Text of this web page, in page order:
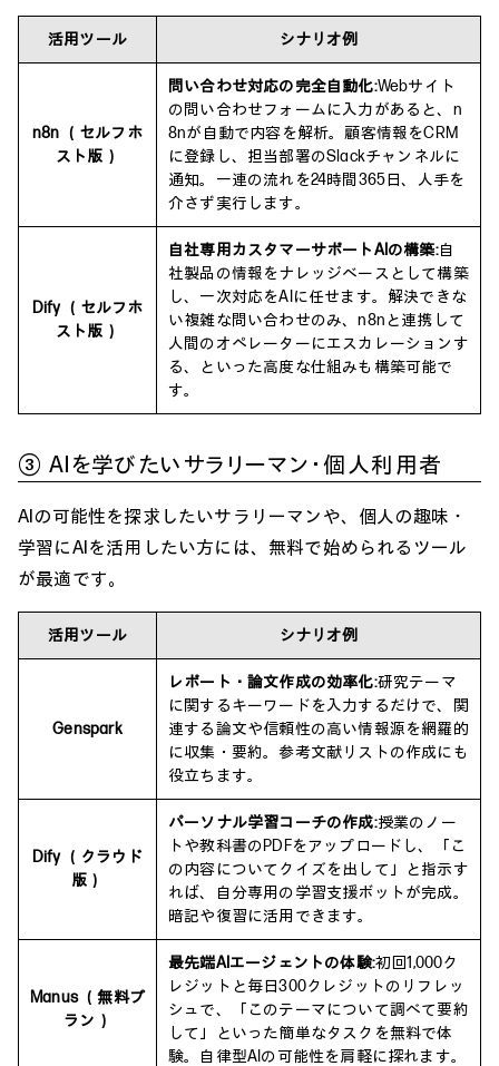
活用ツール シナリオ例
n8n （セルフホ
スト版）
問い合わせ対応の完全自動化:Webサイト
の問い合わせフォームに入力があると、n
8nが自動で内容を解析。顧客情報をCRM
に登録し、担当部署のSlackチャンネルに
通知。一連の流れを24時間365日、人手を
介さず実行します。
Dify （セルフホ
スト版）
自社専用カスタマーサポートAIの構築:自
社製品の情報をナレッジベースとして構築
し、一次対応をAIに任せます。解決できな
い複雑な問い合わせのみ、n8nと連携して
人間のオペレーターにエスカレーションす
る、といった高度な仕組みも構築可能で
す。
③ AIを学びたいサラリーマン・個人利用者
AIの可能性を探求したいサラリーマンや、個人の趣味・
学習にAIを活用したい方には、無料で始められるツール
が最適です。
活用ツール シナリオ例
Genspark
レポート・論文作成の効率化:研究テーマ
に関するキーワードを入力するだけで、関
連する論文や信頼性の高い情報源を網羅的
に収集・要約。参考文献リストの作成にも
役立ちます。
Dify （クラウド
版）
パーソナル学習コーチの作成:授業のノー
トや教科書のPDFをアップロードし、「こ
の内容についてクイズを出して」と指示す
れば、自分専用の学習支援ボットが完成。
暗記や復習に活用できます。
Manus （無料プ
ラン）
最先端AIエージェントの体験:初回1,000ク
レジットと毎日300クレジットのリフレッ
シュで、「このテーマについて調べて要約
して」といった簡単なタスクを無料で体
験。自律型AIの可能性を肩軽に探れます。